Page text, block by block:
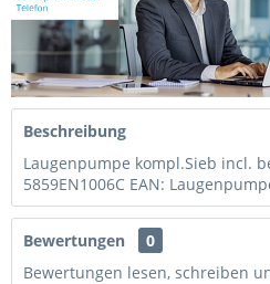
Beschreibung
Laugenpumpe kompl.Sieb incl.
5859EN1006C EAN:
Bewertungen
0
Bewertungen lesen, schreiben